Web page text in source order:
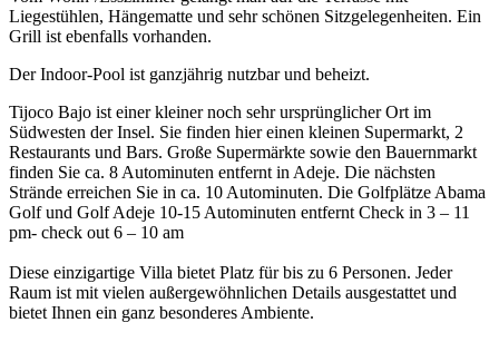
Liegestühlen, Hängematte und sehr schönen Sitzgelegenheiten. Ein
Grill ist ebenfalls vorhanden.
Der Indoor-Pool ist ganzjährig nutzbar und beheizt.
Tijoco Bajo ist einer kleiner noch sehr ursprünglicher Ort im
Südwesten der Insel. Sie finden hier einen kleinen Supermarkt, 2
Restaurants und Bars. Große Supermärkte sowie den Bauernmarkt
finden Sie ca. 8 Autominuten entfernt in Adeje. Die nächsten
Strände erreichen Sie in ca. 10 Autominuten. Die Golfplätze Abama
Golf und Golf Adeje 10-15 Autominuten entfernt Check in 3 – 11
pm- check out 6 – 10 am
Diese einzigartige Villa bietet Platz für bis zu 6 Personen. Jeder
Raum ist mit vielen außergewöhnlichen Details ausgestattet und
bietet Ihnen ein ganz besonderes Ambiente.